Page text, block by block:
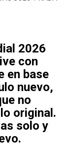
2026
con
en base
nuevo,
no
original.
solo y